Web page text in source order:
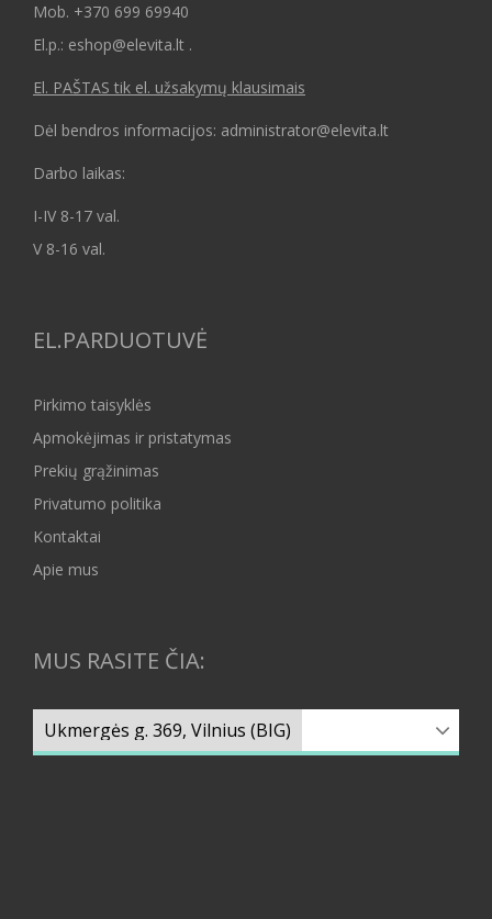
Mob. +370 699 69940
El.p.: eshop@elevita.lt .
El. PAŠTAS tik el. užsakymų klausimais
Dėl bendros informacijos: administrator@elevita.lt
Darbo laikas:
I-IV 8-17 val.
V 8-16 val.
EL.PARDUOTUVĖ
Pirkimo taisyklės
Apmokėjimas ir pristatymas
Prekių grąžinimas
Privatumo politika
Kontaktai
Apie mus
MUS RASITE ČIA: